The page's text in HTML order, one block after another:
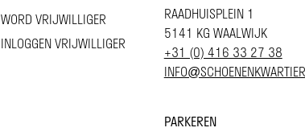
WORD VRIJWILLIGER
INLOGGEN VRIJWILLIGER
RAADHUISPLEIN 1
5141 KG WAALWIJK
+31 (0) 416 33 27 38
PARKEREN